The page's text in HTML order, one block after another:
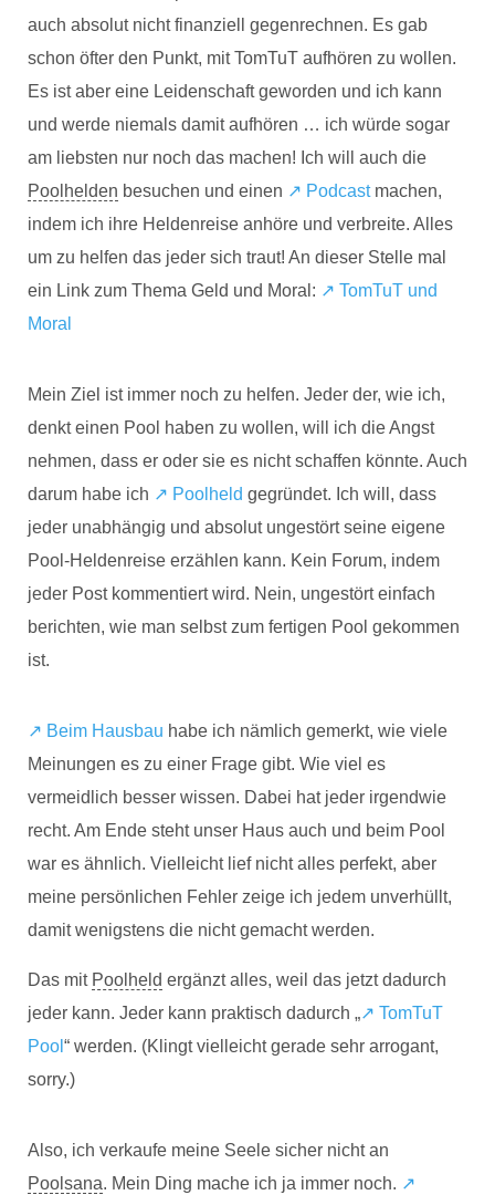
auch absolut nicht finanziell gegenrechnen. Es gab
schon öfter den Punkt, mit TomTuT aufhören zu wollen.
Es ist aber eine Leidenschaft geworden und ich kann
und werde niemals damit aufhören … ich würde sogar
am liebsten nur noch das machen! Ich will auch die
Poolhelden besuchen und einen ↗️ Podcastmachen,
indem ich ihre Heldenreise anhöre und verbreite. Alles
um zu helfen das jeder sich traut! An dieser Stelle mal
ein Link zum Thema Geld und Moral: ↗️ TomTuT und
Moral
Mein Ziel ist immer noch zu helfen. Jeder der, wie ich,
denkt einen Pool haben zu wollen, will ich die Angst
nehmen, dass er oder sie es nicht schaffen könnte. Auch
darum habe ich ↗️ Poolheld gegründet. Ich will, dass
jeder unabhängig und absolut ungestört seine eigene
Pool-Heldenreise erzählen kann. Kein Forum, indem
jeder Post kommentiert wird. Nein, ungestört einfach
berichten, wie man selbst zum fertigen Pool gekommen
ist.
↗️ Beim Hausbau habe ich nämlich gemerkt, wie viele
Meinungen es zu einer Frage gibt. Wie viel es
vermeidlich besser wissen. Dabei hat jeder irgendwie
recht. Am Ende steht unser Haus auch und beim Pool
war es ähnlich. Vielleicht lief nicht alles perfekt, aber
meine persönlichen Fehler zeige ich jedem unverhüllt,
damit wenigstens die nicht gemacht werden.
Das mit Poolheld ergänzt alles, weil das jetzt dadurch
jeder kann. Jeder kann praktisch dadurch „↗️ TomTuT
Pool “ werden. (Klingt vielleicht gerade sehr arrogant,
sorry.)
Also, ich verkaufe meine Seele sicher nicht an
Poolsana. Mein Ding mache ich ja immer noch. ↗️